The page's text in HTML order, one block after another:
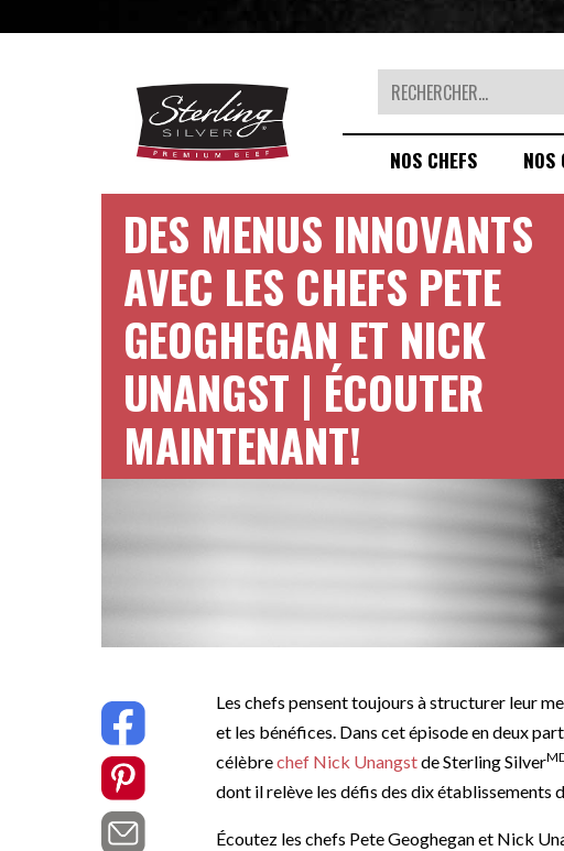
Rechercher
NOS CHEFS NOS
DES MENUS INNOVANTS
AVEC LES CHEFS PETE
GEOGHEGAN ET NICK
UNANGST | ÉCOUTER
MAINTENANT!
Les chefs pensent toujours à structurer leur
et les bénéfices. Dans cet épisode en deux
célèbrechef Nick Unangstde Sterling Silver
dont il relève les défis des dix établissements
Écoutez les chefs Pete Geoghegan et Nick